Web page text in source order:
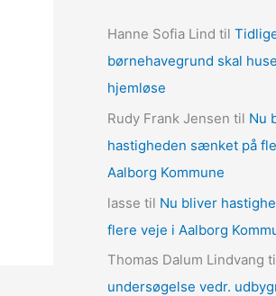
e
r
Hanne Sofia Lind til
børnehavegrund skal
hjemløse
Rudy Frank Jensen til Nu
hastigheden sænket på
Aalborg Kommune
lasse til Nu bliver
flere veje i Aalborg
Thomas Dalum Lindvang
undersøgelse vedr.